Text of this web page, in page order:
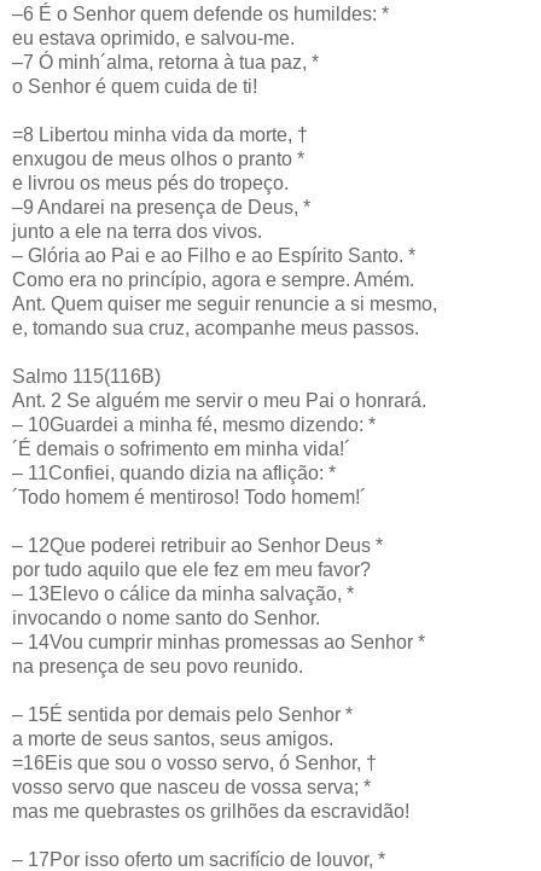
–6 É o Senhor quem defende os humildes: *
eu estava oprimido, e salvou-me.
–7 Ó minh´alma, retorna à tua paz, *
o Senhor é quem cuida de ti!
=8 Libertou minha vida da morte, †
enxugou de meus olhos o pranto *
e livrou os meus pés do tropeço.
–9 Andarei na presença de Deus, *
junto a ele na terra dos vivos.
– Glória ao Pai e ao Filho e ao Espírito Santo. *
Como era no princípio, agora e sempre. Amém.
Ant. Quem quiser me seguir renuncie a si mesmo,
e, tomando sua cruz, acompanhe meus passos.
Salmo 115(116B)
Ant. 2 Se alguém me servir o meu Pai o honrará.
– 10Guardei a minha fé, mesmo dizendo: *
´É demais o sofrimento em minha vida!´
– 11Confiei, quando dizia na aflição: *
´Todo homem é mentiroso! Todo homem!´
– 12Que poderei retribuir ao Senhor Deus *
por tudo aquilo que ele fez em meu favor?
– 13Elevo o cálice da minha salvação, *
invocando o nome santo do Senhor.
– 14Vou cumprir minhas promessas ao Senhor *
na presença de seu povo reunido.
– 15É sentida por demais pelo Senhor *
a morte de seus santos, seus amigos.
=16Eis que sou o vosso servo, ó Senhor, †
vosso servo que nasceu de vossa serva; *
mas me quebrastes os grilhões da escravidão!
– 17Por isso oferto um sacrifício de louvor, *